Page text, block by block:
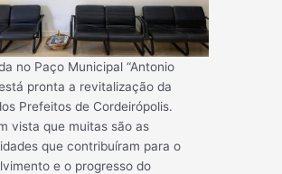
no Paço Municipal “Antonio
pronta a revitalização da
Prefeitos de Cordeirópolis.
vista que muitas são as
que contribuíram para o
e o progresso do